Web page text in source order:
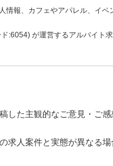
情報、カフェやアパレル、イ
:6054) が運営するアルバイト
した主観的なご意見・ご
人案件と実態が異なる場